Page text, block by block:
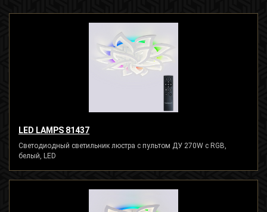
LED LAMPS 81437
Светодиодный светильник люстра с пультом ДУ 270W с RGB,
белый, LED